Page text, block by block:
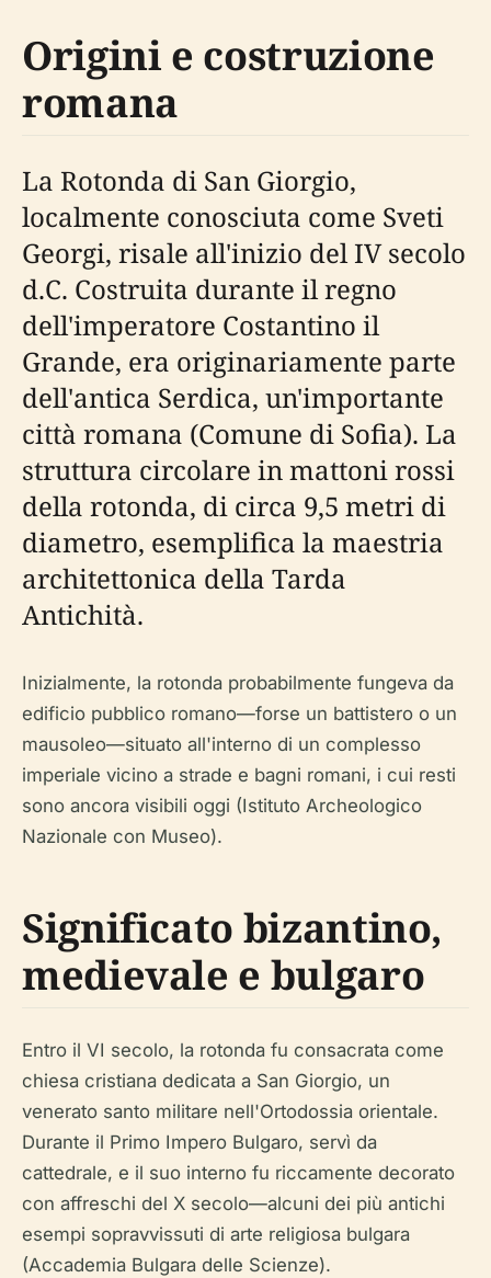
Origini e costruzione
romana
La Rotonda di San Giorgio,
localmente conosciuta come Sveti
Georgi, risale all'inizio del IV secolo
d.C. Costruita durante il regno
dell'imperatore Costantino il
Grande, era originariamente parte
dell'antica Serdica, un'importante
città romana (Comune di Sofia). La
struttura circolare in mattoni rossi
della rotonda, di circa 9,5 metri di
diametro, esemplifica la maestria
architettonica della Tarda
Antichità.
Inizialmente, la rotonda probabilmente fungeva da
edificio pubblico romano—forse un battistero o un
mausoleo—situato all'interno di un complesso
imperiale vicino a strade e bagni romani, i cui resti
sono ancora visibili oggi (Istituto Archeologico
Nazionale con Museo).
Significato bizantino,
medievale e bulgaro
Entro il VI secolo, la rotonda fu consacrata come
chiesa cristiana dedicata a San Giorgio, un
venerato santo militare nell'Ortodossia orientale.
Durante il Primo Impero Bulgaro, servì da
cattedrale, e il suo interno fu riccamente decorato
con affreschi del X secolo—alcuni dei più antichi
esempi sopravvissuti di arte religiosa bulgara
(Accademia Bulgara delle Scienze).